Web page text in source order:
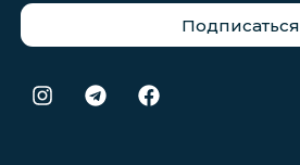
Подписаться